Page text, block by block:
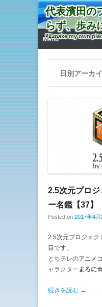
代表濱田の
らず、歩み
I'll make my own
第1メニュー
コンテンツへ移動
Menu
日別アーカ
2.5次元プロ
ー名鑑【37】
Posted on 2017年4月
2.5次元プロジェク
目です。
とちテレのアニメ
ャラクター まろに
続きを読む →